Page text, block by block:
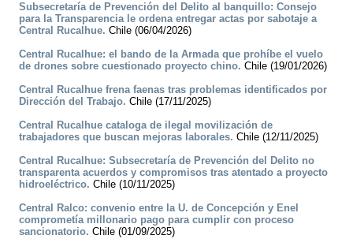
Subsecretaría de Prevención del Delito al banquillo: Consejo
para la Transparencia le ordena entregar actas por sabotaje a
Central Rucalhue. Chile (06/04/2026)
Central Rucalhue: el bando de la Armada que prohíbe el vuelo
de drones sobre cuestionado proyecto chino. Chile (19/01/2026)
Central Rucalhue frena faenas tras problemas identificados por
Dirección del Trabajo. Chile (17/11/2025)
Central Rucalhue cataloga de ilegal movilización de
trabajadores que buscan mejoras laborales. Chile (12/11/2025)
Central Rucalhue: Subsecretaría de Prevención del Delito no
transparenta acuerdos y compromisos tras atentado a proyecto
hidroeléctrico. Chile (10/11/2025)
Central Ralco: convenio entre la U. de Concepción y Enel
comprometía millonario pago para cumplir con proceso
sancionatorio. Chile (01/09/2025)